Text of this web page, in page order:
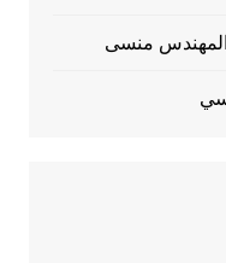
المهندس منسى